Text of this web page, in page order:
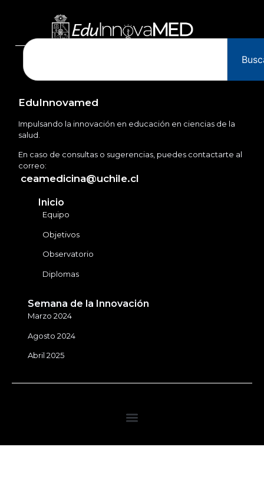
EduInnovamed
Impulsando la innovación en educación en ciencias de la
salud.
En caso de consultas o sugerencias, puedes contactarte al
correo:
ceamedicina@uchile.cl
Inicio
Equipo
Objetivos
Observatorio
Diplomas
Semana de la Innovación
Marzo 2024
Agosto 2024
Abril 2025